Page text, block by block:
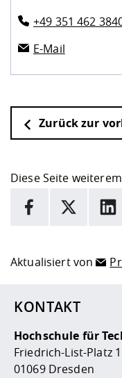
+49 351 462
E-Mail
Zurück zur
Diese Seite
INFORMATION
Hier stehen weitere
Facebook
X
Aktualisiert von
KONTAKT
Hochschule für
Friedrich-List-Platz 1
01069 Dresden